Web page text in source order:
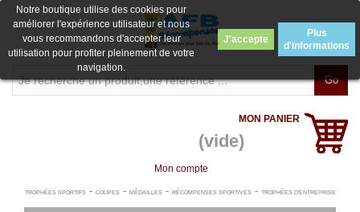
Go
MON PANIER
(vide)
Mon compte
TROPHÉES SPORTIFS- COUPES- MÉDAILLES- RÉCOMPENSES SPORTIVES- TROPHÉES D'ENTREPRISE
Notre boutique utilise des cookies pour
améliorer l'expérience utilisateur et nous
vous recommandons d'accepter leur
utilisation pour profiter pleinement de votre
navigation.
J'accepte
Plus
d'informations